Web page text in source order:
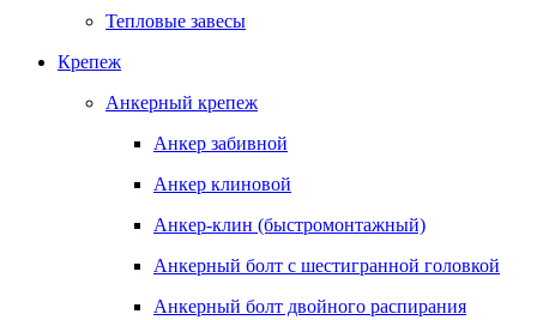
Тепловые завесы
Крепеж
Анкерный крепеж
Анкер забивной
Анкер клиновой
Анкер-клин (быстромонтажный)
Анкерный болт с шестигранной головкой
Анкерный болт двойного распирания